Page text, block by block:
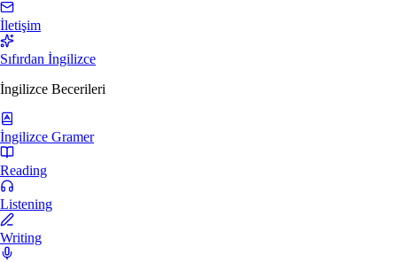
İletişim
Sıfırdan İngilizce
İngilizce Becerileri
İngilizce Gramer
Reading
Listening
Writing